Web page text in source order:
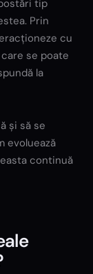
tip
Prin
cu
se poate
la
și să se
evoluează
continuă